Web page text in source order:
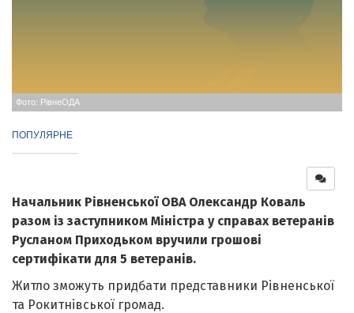
Фото: РівнеОДА
ПОПУЛЯРНЕ
Начальник Рівненської ОВА Олександр Коваль
разом із заступником Міністра у справах ветеранів
Русланом Приходьком вручили грошові
сертифікати для 5 ветеранів.
Житло зможуть придбати представники Рівненської
та Рокитнівської громад.